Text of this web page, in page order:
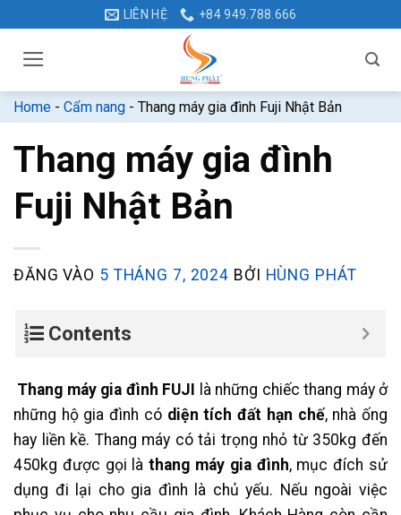
dung
LIÊN HỆ +84 949.788.666
Home - Cẩm nang - Thang máy gia đình Fuji Nhật Bản
Thang máy gia đình
Fuji Nhật Bản
ĐĂNG VÀO 5 THÁNG 7, 2024 BỞI HÙNG PHÁT
Contents
Thang máy gia đình FUJI
là những chiếc thang máy ở
những hộ gia đình có diện tích đất hạn chế, nhà ống
hay liền kề. Thang máy có tải trọng nhỏ từ 350kg đến
450kg được gọi làthang máy gia đình, mục đích sử
dụng đi lại cho gia đình là chủ yếu. Nếu ngoài việc